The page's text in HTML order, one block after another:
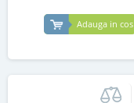
Adauga in cos